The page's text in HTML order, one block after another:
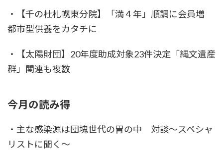
・【千の杜札幌東分院】「満４年」順調に会員増
都市型供養をカタチに
・【太陽財団】20年度助成対象23件決定「縄文遺産
群」関連も複数
今月の読み得
・主な感染源は団塊世代の胃の中 対談〜スペシャ
リストに聞く〜